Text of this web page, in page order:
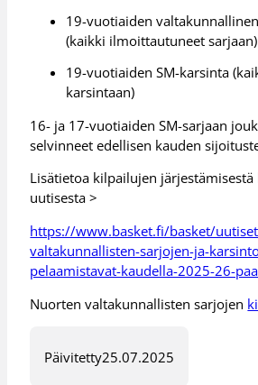
19-vuotiaiden
(kaikki ilmoittautuneet sarjaan)
19-vuotiaiden SM-karsinta
karsintaan)
16- ja 17-vuotiaiden SM-sarjaan
selvinneet edellisen kauden
Lisätietoa kilpailujen
uutisesta >
https://www.basket.fi/basket/
valtakunnallisten-sarjojen-ja-
pelaamistavat-kaudella-2025-26-
Nuorten valtakunnallisten sarjojen
Päivitetty25.07.2025